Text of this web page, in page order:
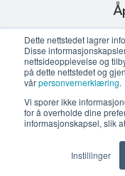
Dette nettstedet lagrer
Disse
nettsideopplevelse og
på dette nettstedet og
vårpersonvernerklæring.
Vi sporer ikke
for å overholde dine
informasjonskapsel, slik
Instillinger
All
Webdesign